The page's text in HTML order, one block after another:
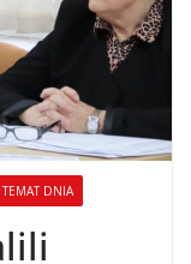
TEMAT DNIA